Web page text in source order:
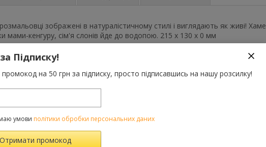
зображені в натуралістичному стилі і виглядають як живі!
мами-кенгуру, сім'я слонів йде до водопою. 215 x 130 x 0 мм
ТАКОЖ КУПУЮТЬ
Підписку!
на 50 грн за підписку, просто підписавшись на нашу розсилку!
умови політики обробки персональних даних